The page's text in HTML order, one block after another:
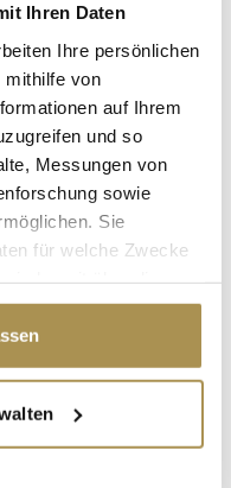
Ihren Daten
Ihre persönlichen
mithilfe von
auf Ihrem
und so
Messungen von
sowie
Sie
für welche Zwecke
auf das Privacy
Lage
Meter genau sein